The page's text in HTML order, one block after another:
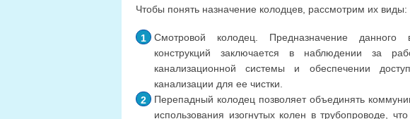
Чтобы понять назначение колодцев, рассмотрим их виды:
Смотровой колодец. Предназначение данного
конструкций заключается в наблюдении за
канализационной системы и обеспечении
канализации для ее чистки.
Перепадный колодец позволяет объединять
использования изогнутых колен в трубопроводе,